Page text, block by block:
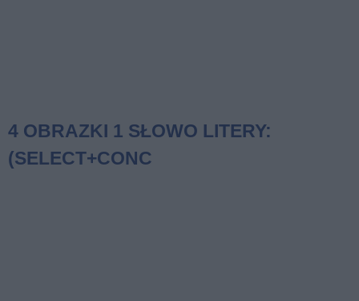
4 OBRAZKI 1 SŁOWO LITERY:
(SELECT+CONC